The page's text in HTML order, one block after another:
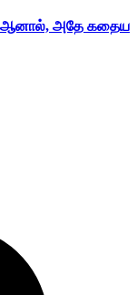
- ஆனால், அதே கதைய